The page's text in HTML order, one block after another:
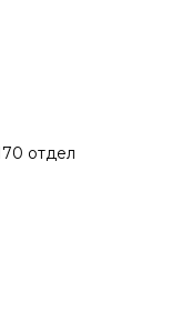
отдел